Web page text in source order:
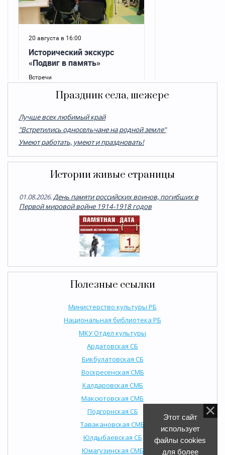
Праздник села, шежере
Лучше всех любимый край
"Встретились односельчане на родной земле"
Умеют работать, умеют и праздновать!
Истории живые страницы
01.08.2026.День памяти российских воинов, погибших в
Первой мировой войне 1914-1918 годов
Полезные ссылки
Министерство культуры РБ
Национальная библиотека РБ
МКУ Отдел культуры
Ардатовская СБ
Бикбулатовская СБ
Воскресенская СМБ
Калдаровская СМБ
Максютовская СМБ
Подгорнская СБ
Тавакановская СМБ
Юлдыбаевская СБ
Юмагузинская СМБ
Этот сайт
использует
файлы cookies
для более